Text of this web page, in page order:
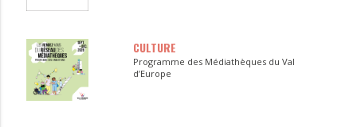
CULTURE
Programme des Médiathèques du Val
d’Europe